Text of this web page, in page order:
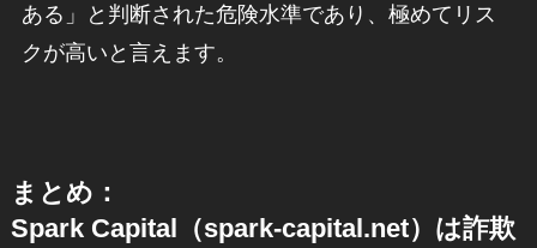
ある」と判断された危険水準であり、極めてリス
クが高いと言えます。
まとめ：
Spark Capital（spark-capital.net）は詐欺